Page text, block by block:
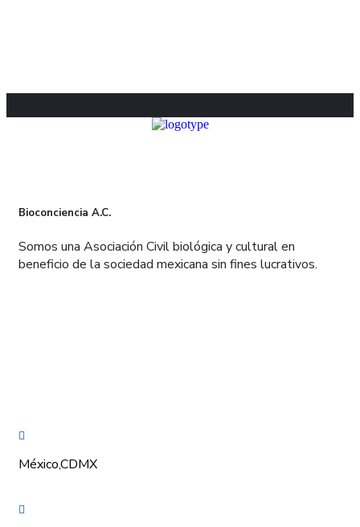
Bioconciencia A.C.
Somos una Asociación Civil biológica y cultural en
beneficio de la sociedad mexicana sin fines lucrativos.
México,CDMX